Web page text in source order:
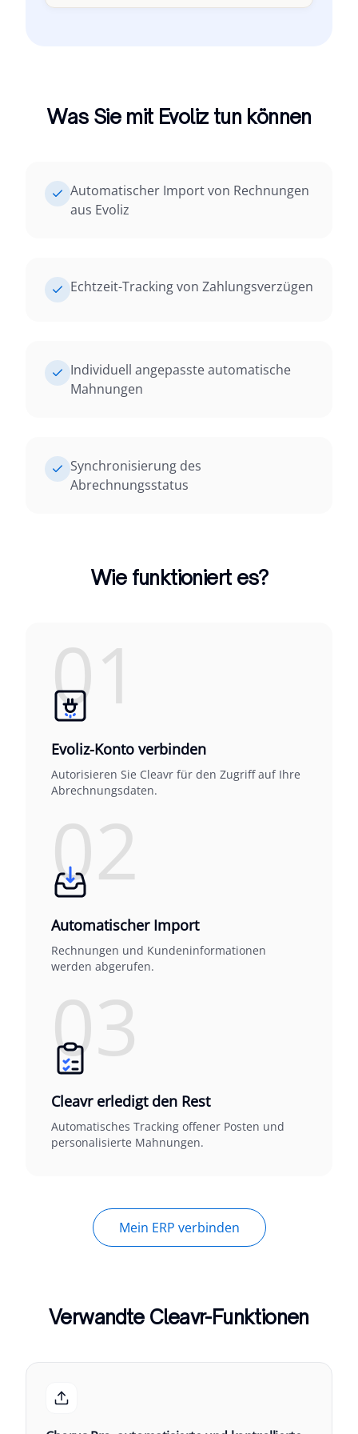
Was Sie mit Evoliz tun können
Automatischer Import von Rechnungen
aus Evoliz
Echtzeit-Tracking von Zahlungsverzügen
Individuell angepasste automatische
Mahnungen
Synchronisierung des
Abrechnungsstatus
Wie funktioniert es?
01
Evoliz-Konto verbinden
Autorisieren Sie Cleavr für den Zugriff auf Ihre
Abrechnungsdaten.
02
Automatischer Import
Rechnungen und Kundeninformationen
werden abgerufen.
03
Cleavr erledigt den Rest
Automatisches Tracking offener Posten und
personalisierte Mahnungen.
Mein ERP verbinden
Verwandte Cleavr-Funktionen